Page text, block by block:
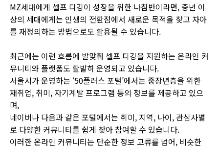
MZ세대에게 셀프 디깅이 성장을 위한 나침반이라면, 중년 이
상의 세대에게는 인생의 전환점에서 새로운 목적을 찾고 자아
를 재정의하는 방법으로도 활용될 수 있습니다.
최근에는 이런 흐름에 발맞춰 셀프 디깅을 지원하는 온라인 커
뮤니티와 플랫폼도 활발히 운영되고 있습니다.
서울시가 운영하는 ‘50플러스 포털’에서는 중장년층을 위한
재취업, 취미, 자기계발 프로그램 등의 정보를 제공하고 있으
며,
네이버나 다음과 같은 포털에서는 취미, 지역, 나이, 관심사별
로 다양한 커뮤니티를 쉽게 찾아 참여할 수 있습니다.
이러한 온라인 커뮤니티는 단순한 정보 교류를 넘어, 비슷한